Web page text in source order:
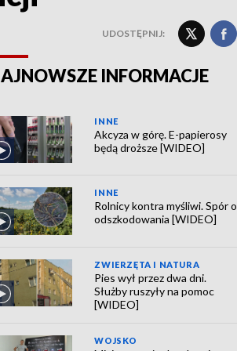
UDOSTĘPNIJ:
INFORMACJE
INNE
Akcyza w górę. E-papierosy
będą droższe [WIDEO]
INNE
Rolnicy kontra myśliwi. Spór o
odszkodowania [WIDEO]
ZWIERZĘTA I NATURA
Pies wył przez dwa dni.
Służby ruszyły na pomoc
[WIDEO]
WOJSKO